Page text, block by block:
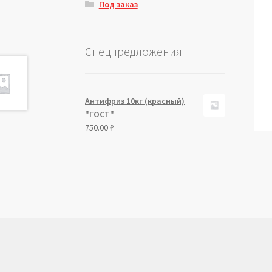
Под заказ
Спецпредложения
Антифриз 10кг (красный)
"ГОСТ"
750.00₽